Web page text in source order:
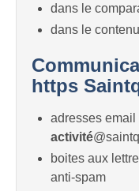
dans le
dans le
https
adresses email
activité
boites aux
anti-spam